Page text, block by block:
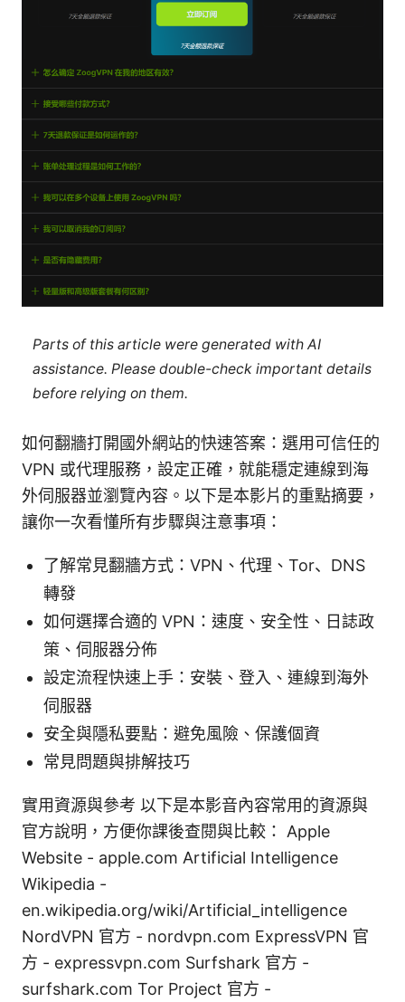
Parts of this article were generated with AI
assistance. Please double-check important details
before relying on them.
如何翻牆打開國外網站的快速答案：選用可信任的
VPN 或代理服務，設定正確，就能穩定連線到海
外伺服器並瀏覽內容。以下是本影片的重點摘要，
讓你一次看懂所有步驟與注意事項：
了解常見翻牆方式：VPN、代理、Tor、DNS
轉發
如何選擇合適的 VPN：速度、安全性、日誌政
策、伺服器分佈
設定流程快速上手：安裝、登入、連線到海外
伺服器
安全與隱私要點：避免風險、保護個資
常見問題與排解技巧
實用資源與參考 以下是本影音內容常用的資源與
官方說明，方便你課後查閱與比較： Apple
Website - apple.com Artificial Intelligence
Wikipedia -
en.wikipedia.org/wiki/Artificial_intelligence
NordVPN 官方 - nordvpn.com ExpressVPN 官
方 - expressvpn.com Surfshark 官方 -
surfshark.com Tor Project 官方 -